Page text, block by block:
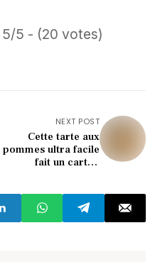
5/5 - (20 votes)
NEXT POST
Cette tarte aux
pommes ultra facile
fait un carton